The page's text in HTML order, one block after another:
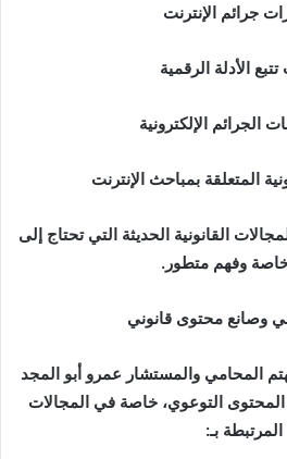
جرائم الإنترنت
تتبع الأدلة الرقمية
الجرائم الإلكترونية
المتعلقة بمباحث الإنترنت
القانونية الحديثة التي تحتاج إلى
وفهم متطور.
وصانع محتوى قانوني
المحامي والمستشار عمرو أبو المجد
المحتوى التوعوي، خاصة في المجالات
المرتبطة بـ: